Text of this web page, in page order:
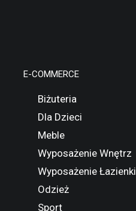
E-COMMERCE
Biżuteria
Dla Dzieci
Meble
Wyposażenie Wnętrz
Wyposażenie Łazienki
Odzież
Sport